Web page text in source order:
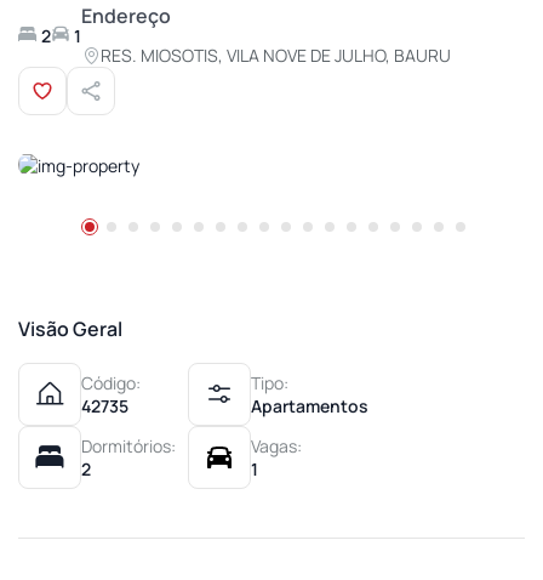
2 1
Endereço
RES. MIOSOTIS, VILA NOVE DE JULHO, BAURU
Visão Geral
Código:
42735
Tipo:
Apartamentos
Dormitórios:
2
Vagas:
1